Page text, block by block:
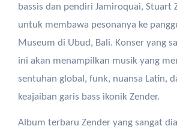
bassis dan pendiri Jamiroquai, Stuart
untuk membawa pesonanya ke
Museum di Ubud, Bali. Konser yang
ini akan menampilkan musik yang
sentuhan global, funk, nuansa Latin,
keajaiban garis bass ikonik Zender.
Album terbaru Zender yang sangat